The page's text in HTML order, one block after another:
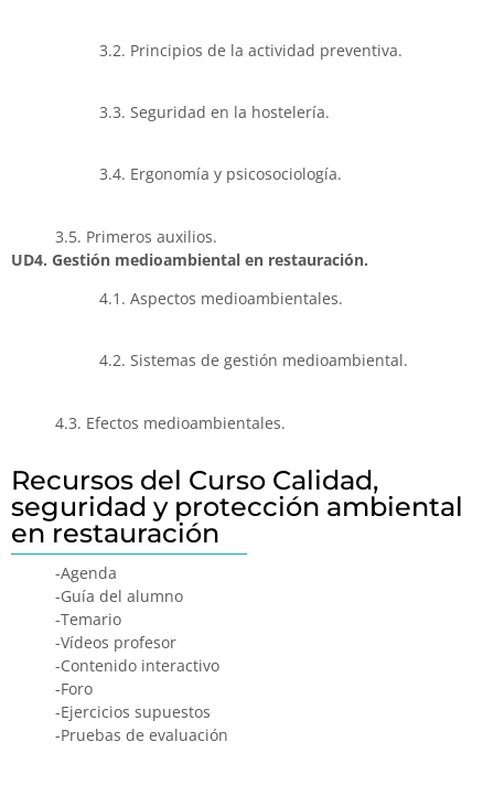
3.2. Principios de la actividad preventiva.
3.3. Seguridad en la hostelería.
3.4. Ergonomía y psicosociología.
3.5. Primeros auxilios.
UD4. Gestión medioambiental en restauración.
4.1. Aspectos medioambientales.
4.2. Sistemas de gestión medioambiental.
4.3. Efectos medioambientales.
Recursos del Curso Calidad,
seguridad y protección ambiental
en restauración
-Agenda
-Guía del alumno
-Temario
-Vídeos profesor
-Contenido interactivo
-Foro
-Ejercicios supuestos
-Pruebas de evaluación